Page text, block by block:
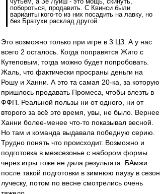
побороться, продавить. С Квинси были
варианты кого-то из них посадить на лавку, но
без Братухи расклад другой.
Это возможно только при игре в 3 ЦЗ. А у нас
всего 2 осталось. Когда поправятся Жиго с
Кутеповым, тогда можно будет попробовать.
Жаль, что фактически просраны деньги на
Рошу и Ханни. А это та самая 20-ка, за которую
пришлось продавать Промеса, чтобы влезть в
ФФП. Реальной пользы ни от одного, ни от
второго за всё это время, увы, не было. Вернее
Ханни более-менее что-то показывал весной.
Но там и команда выдавала победную серию.
Трудно понять что происходит. Возможно и
подготовка в межсезонье с набором формы
через игры тоже не дала результата. БАмжи
после такой подготовки в зимнюю паузу в сезон
луческу, потом по весне смотрелись очень